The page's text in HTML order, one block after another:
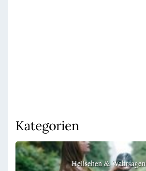
Kategorien
Hellsehen & Wahrsagen